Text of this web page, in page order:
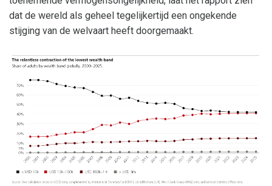
dat de wereld als geheel tegelijkertijd een ongekende
stijging van de welvaart heeft doorgemaakt.